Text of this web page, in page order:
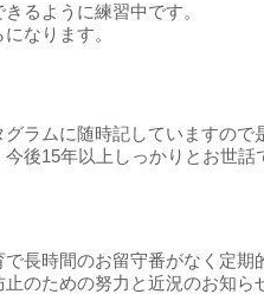
るように練習中です。
なります。
ラムに随時記していますので
今後15年以上しっかりとお世
長時間のお留守番がなく定
のための努力と近況のお知